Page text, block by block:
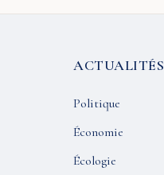
ACTUALITÉS
Politique
Économie
Écologie